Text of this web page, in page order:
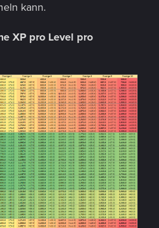
kann.
XP pro Level pro